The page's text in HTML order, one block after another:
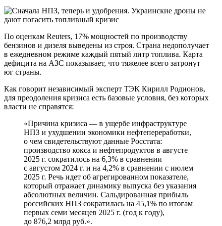
По оценкам Reuters, 17% мощностей по производству
бензинов и дизеля выведены из строя. Страна недополучает
в ежедневном режиме каждый пятый литр топлива. Карта
дефицита на АЗС показывает, что тяжелее всего затронут
юг страны.
Как говорит независимый эксперт ТЭК Кирилл Родионов,
для преодоления кризиса есть базовые условия, без которых
власти не справятся:
«Причина кризиса — в ущербе инфраструктуре
НПЗ и ухудшении экономики нефтепереработки,
о чем свидетельствуют данные Росстата:
производство кокса и нефтепродуктов в августе
2025 г. сократилось на 6,3% в сравнении
с августом 2024 г. и на 4,2% в сравнении с июлем
2025 г. Речь идет об агрегированном показателе,
который отражает динамику выпуска без указания
абсолютных величин. Сальдированная прибыль
российских НПЗ сократилась на 45,1% по итогам
первых семи месяцев 2025 г. (год к году),
до 876,2 млрд руб.».